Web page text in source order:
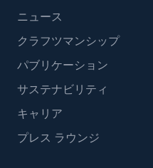
ニュース
クラフツマンシップ
パブリケーション
サステナビリティ
キャリア
プレス ラウンジ